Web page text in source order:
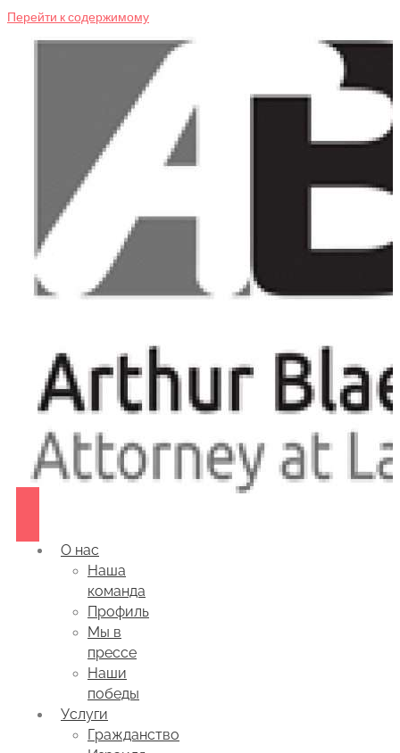
Перейти к содержимому
О нас
Наша
команда
Профиль
Мы в
прессе
Наши
победы
Услуги
Гражданство